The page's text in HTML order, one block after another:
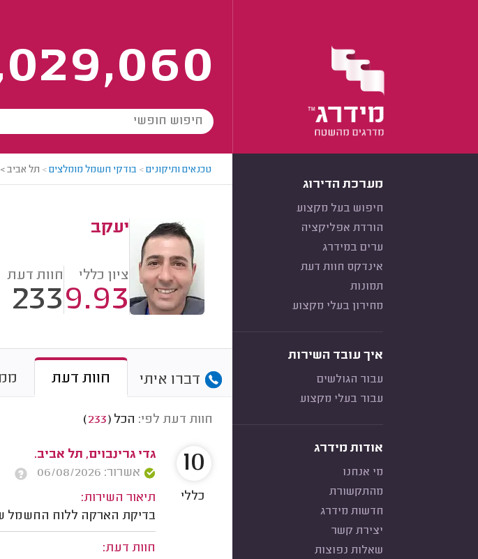
מערכת הדירוג
חיפוש בעל מקצוע
הורדת אפליקציה
ערים במידרג
אינדקס חוות דעת
תמונות
מחירון בעלי מקצוע
איך עובד השירות
עבור הגולשים
עבור בעלי מקצוע
אודות מידרג
מי אנחנו
מהתקשורת
חדשות מידרג
יצירת קשר
שאלות נפוצות
טכנאים ותיקונים> בודקי חשמל מומלצים> תל אביב
יעקב
ציון כללי
9.93
חוות דעת
233
דברו איתי חוות דעת
חוות דעת לפי: הכל (
233
)
גדי גרינבוים, תל אביב.
אשרור: 06/08/2026
תיאור השירות:
בדיקת הארקה ללוח החשמל
חוות דעת:
10
כללי